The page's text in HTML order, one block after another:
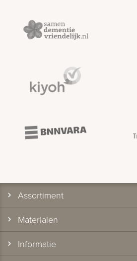
Assortiment
Materialen
Informatie